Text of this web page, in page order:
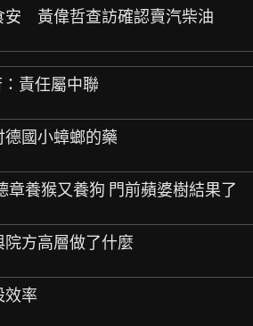
安 黃偉哲查訪確認賣汽柴油
責任屬中聯
德國小蟑螂的藥
章養猴又養狗 門前蘋婆樹結果了
院方高層做了什麼
效率